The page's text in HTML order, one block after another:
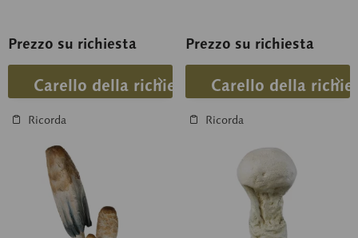
Prezzo su richiesta
Carello della richiesta
Ricorda
Prezzo su richiesta
Carello della
Ricorda